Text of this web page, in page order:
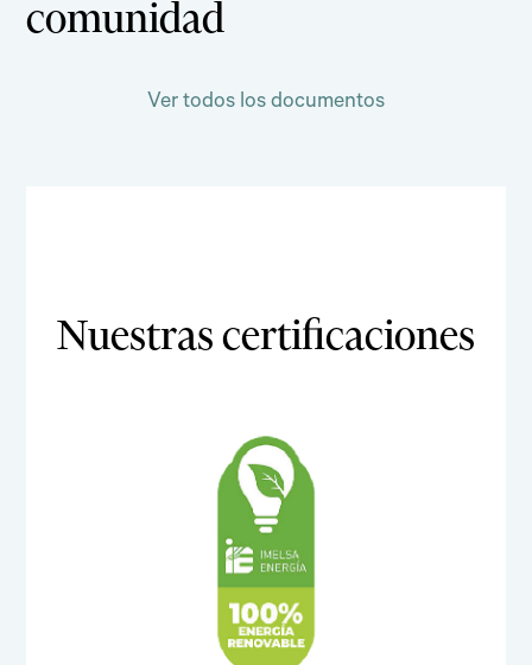
comunidad
Ver todos los documentos
Nuestras certificaciones